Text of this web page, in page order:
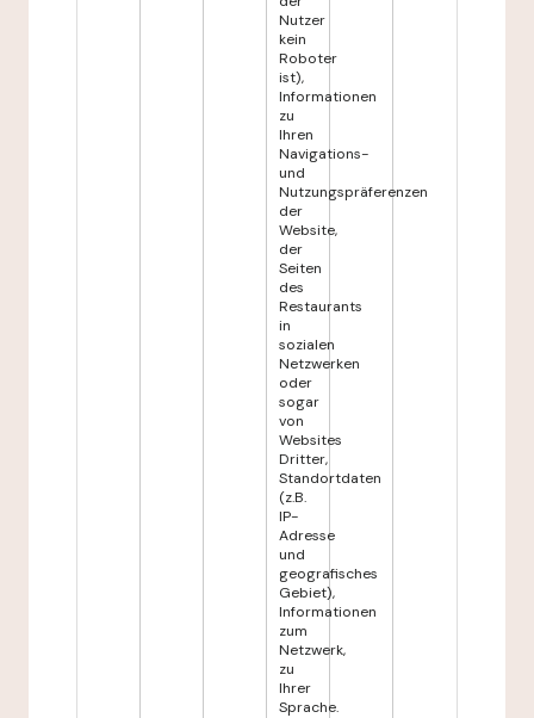
Nutzer
kein
Roboter
ist),
Informationen
zu
Ihren
Navigations-
und
Nutzungspräferenzen
der
Website,
der
Seiten
des
Restaurants
in
sozialen
Netzwerken
oder
sogar
von
Websites
Dritter,
Standortdaten
(z.B.
IP-
Adresse
und
geografisches
Gebiet),
Informationen
zum
Netzwerk,
zu
Ihrer
Sprache.